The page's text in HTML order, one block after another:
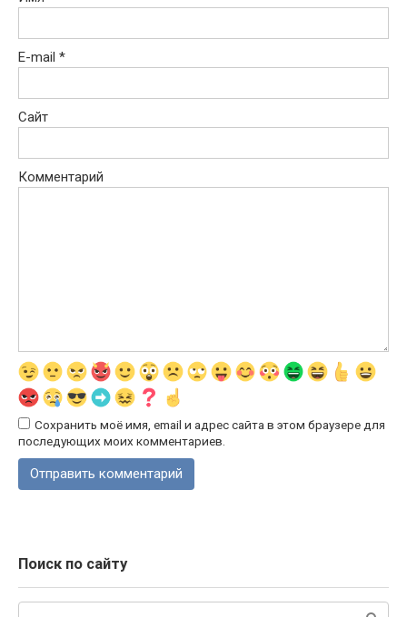
E-mail *
Сайт
Комментарий
Сохранить моё имя, email и адрес сайта в этом браузере для
последующих моих комментариев.
Поиск по сайту